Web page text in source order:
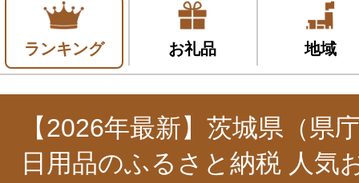
ランキング お礼品 地域
【2026年最新】茨城県（県
日用品のふるさと納税 人気